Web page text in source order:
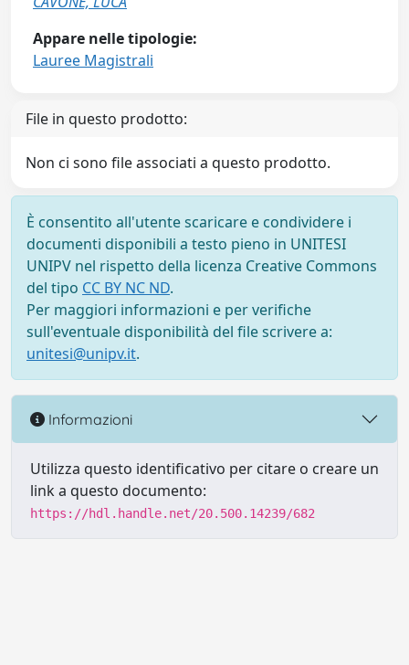
Appare nelle tipologie:
Lauree Magistrali
File in questo prodotto:
Non ci sono file associati a questo prodotto.
È consentito all'utente scaricare e condividere i
documenti disponibili a testo pieno in UNITESI
UNIPV nel rispetto della licenza Creative Commons
del tipo CC BY NC ND.
Per maggiori informazioni e per verifiche
sull'eventuale disponibilità del file scrivere a:
unitesi@unipv.it.
Informazioni
Utilizza questo identificativo per citare o creare un
link a questo documento:
https://hdl.handle.net/20.500.14239/682